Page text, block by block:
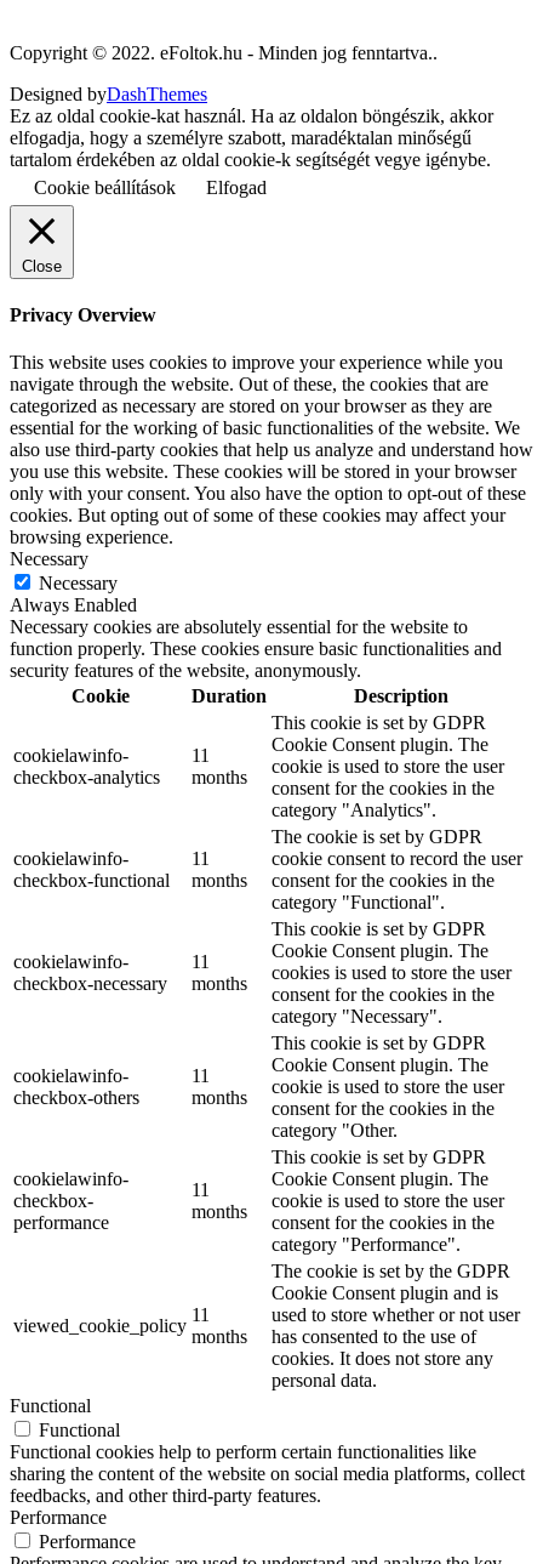
Copyright © 2022. eFoltok.hu - Minden jog fenntartva..
Designed byDashThemes
Ez az oldal cookie-kat használ. Ha az oldalon böngészik, akkor
elfogadja, hogy a személyre szabott, maradéktalan minőségű
tartalom érdekében az oldal cookie-k segítségét vegye igénybe.
Cookie beállítások
Elfogad
Close
Privacy Overview
This website uses cookies to improve your experience while you
navigate through the website. Out of these, the cookies that are
categorized as necessary are stored on your browser as they are
essential for the working of basic functionalities of the website. We
also use third-party cookies that help us analyze and understand how
you use this website. These cookies will be stored in your browser
only with your consent. You also have the option to opt-out of these
cookies. But opting out of some of these cookies may affect your
browsing experience.
Necessary
Necessary
Always Enabled
Necessary cookies are absolutely essential for the website to
function properly. These cookies ensure basic functionalities and
security features of the website, anonymously.
Cookie
Duration Description
cookielawinfo-
checkbox-analytics
11
months
This cookie is set by GDPR
Cookie Consent plugin. The
cookie is used to store the user
consent for the cookies in the
category "Analytics".
cookielawinfo-
checkbox-functional
11
months
The cookie is set by GDPR
cookie consent to record the user
consent for the cookies in the
category "Functional".
cookielawinfo-
checkbox-necessary
11
months
This cookie is set by GDPR
Cookie Consent plugin. The
cookies is used to store the user
consent for the cookies in the
category "Necessary".
cookielawinfo-
checkbox-others
11
months
This cookie is set by GDPR
Cookie Consent plugin. The
cookie is used to store the user
consent for the cookies in the
category "Other.
cookielawinfo-
checkbox-
performance
11
months
This cookie is set by GDPR
Cookie Consent plugin. The
cookie is used to store the user
consent for the cookies in the
category "Performance".
viewed_cookie_policy
11
months
The cookie is set by the GDPR
Cookie Consent plugin and is
used to store whether or not user
has consented to the use of
cookies. It does not store any
personal data.
Functional
Functional
Functional cookies help to perform certain functionalities like
sharing the content of the website on social media platforms, collect
feedbacks, and other third-party features.
Performance
Performance